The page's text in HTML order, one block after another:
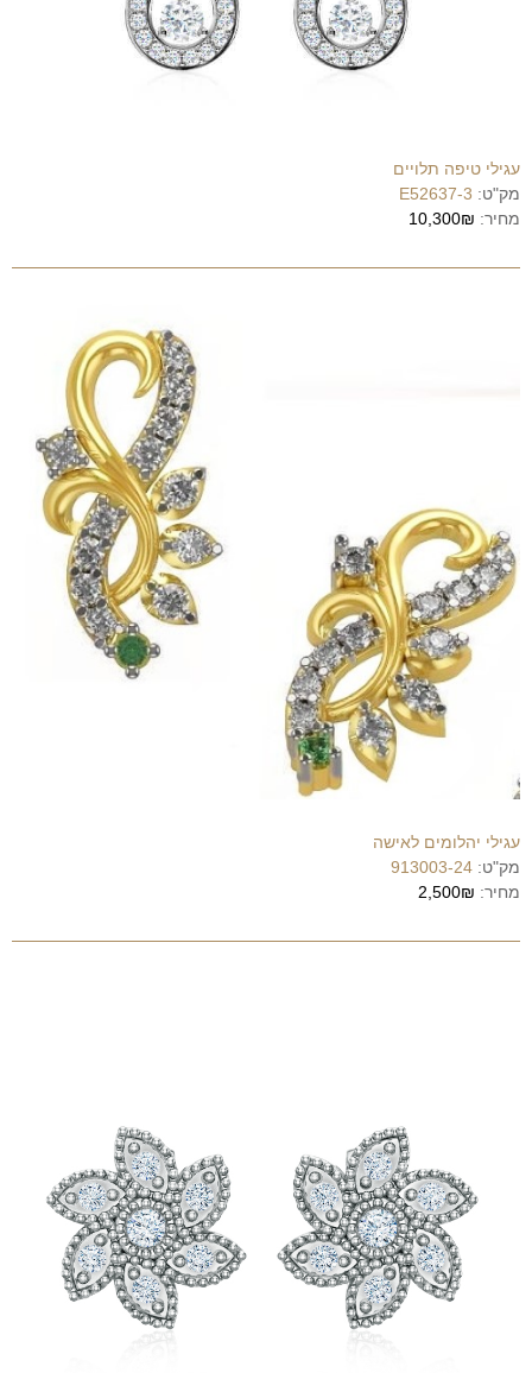
עגילי טיפה תלויים
מק"ט: E52637-3
מחיר: 10,300₪
עגילי יהלומים לאישה
מק"ט: 913003-24
מחיר: 2,500₪